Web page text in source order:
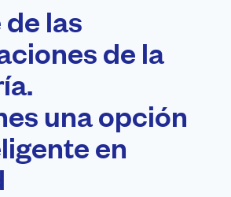
tu recogida
Abierto 24/7
las
de la
una opción
en